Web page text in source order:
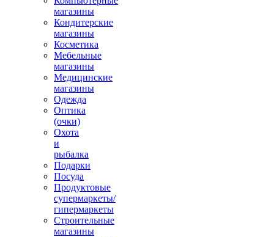
магазины
Кондитерские
магазины
Косметика
Мебельные
магазины
Медицинские
магазины
Одежда
Оптика
(очки)
Охота
и
рыбалка
Подарки
Посуда
Продуктовые
супермаркеты/
гипермаркеты
Строительные
магазины